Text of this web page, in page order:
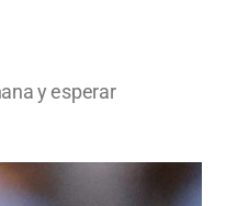
y esperar